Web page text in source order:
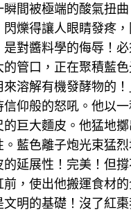
間被極端的酸氣扭
爍得讓人眼睛發疼
對醬料學的侮辱！
管口，正在聚積藍
溶解有機發酵物的
仰般的怒吼。他以
巨大麵皮。他猛地
藍色離子炮光束猛
延展性！完美！但
，使出他搬運食材
明的基礎！沒了紅